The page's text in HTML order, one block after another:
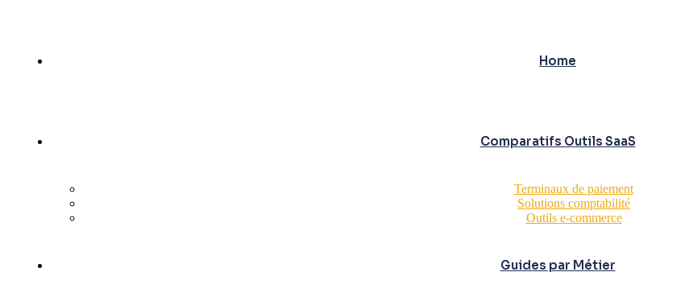
Home
Comparatifs Outils SaaS
Terminaux de paiement
Solutions comptabilité
Outils e-commerce
Guides par Métier